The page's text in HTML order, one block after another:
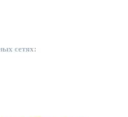
сетях: